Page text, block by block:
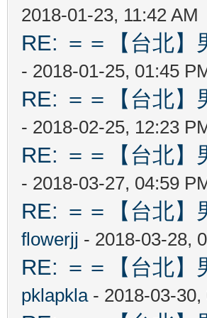
2018-01-23, 11:42 AM
RE: ＝＝【台北
- 2018-01-25, 01:45
RE: ＝＝【台北
- 2018-02-25, 12:23
RE: ＝＝【台北
- 2018-03-27, 04:59
RE: ＝＝【台北
flowerjj - 2018-03-28,
RE: ＝＝【台北
pklapkla- 2018-03-30,